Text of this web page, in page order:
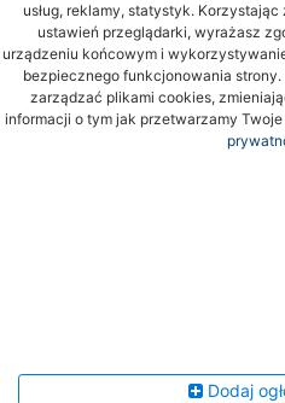
usług, reklamy, statystyk.
ustawień przeglądarki, wyrażasz
urządzeniu końcowym i
bezpiecznego funkcjonowania
zarządzać plikami cookies,
informacji o tym jak przetwarzamy
Dodaj